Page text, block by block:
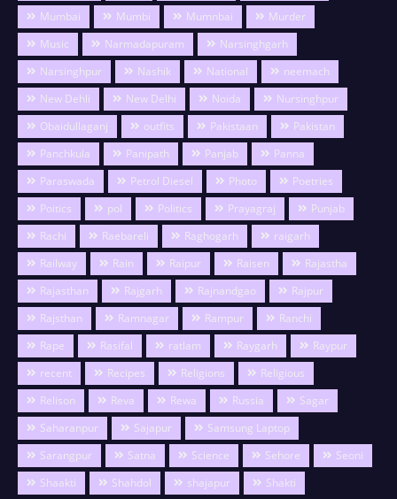
Mumbai
Mumbi Mumnbai
Murder
Music
Narmadapuram
Narsinghgarh
Narsinghpur
Nashik National
neemach
New Dehli
New Delhi Noida
Nursinghpur
Obaidullaganj
outfits Pakistaan
Pakistan
Panchkula
Panipath Panjab
Panna
Paraswada
Petrol Diesel Photo
Poetries
Poitics
pol Politics Prayagraj
Punjab
Rachi
Raebareli Raghogarh
raigarh
Railway
Rain Raipur Raisen
Rajastha
Rajasthan
Rajgarh Rajnandgao
Rajpur
Rajsthan
Ramnagar Rampur
Ranchi
Rape
Rasifal ratlam Raygarh
Raypur
recent
Recipes Religions
Religious
Relison
Reva Rewa Russia
Sagar
Saharanpur
Sajapur
Samsung Laptop
Sarangpur
Satna Science Sehore
Seoni
Shaakti
Shahdol shajapur
Shakti